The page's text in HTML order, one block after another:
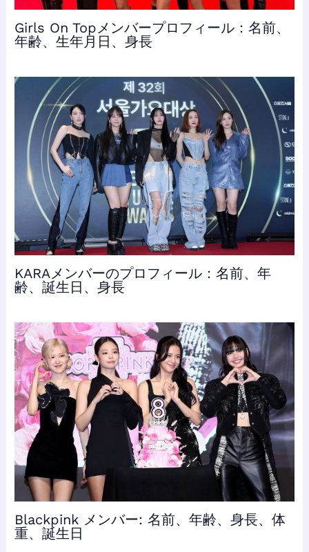
Girls On Topメンバープロフィール：名前、
年齢、生年月日、身長
KARAメンバーのプロフィール：名前、年
齢、誕生日、身長
Blackpink メンバー: 名前、年齢、身長、体
重、誕生日